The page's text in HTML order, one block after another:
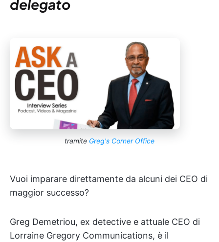
delegato
tramite Greg's Corner Office
Vuoi imparare direttamente da alcuni dei CEO di
maggior successo?
Greg Demetriou, ex detective e attuale CEO di
Lorraine Gregory Communications, è il